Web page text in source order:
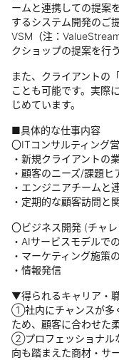
ームと連携しての提案
するシステム開発のご
VSM（注：
クショップの提案を行
また、クライアントの
ことも可能です。実際
じめています。
■具体的な仕事内容
〇ITコンサルティング
・新規クライアントの
・顧客のニーズ/課題ヒ
・エンジニアチームと
・定期的な顧客訪問と
〇ビジネス開発 (チャ
・AIサービスモデルで
・マーケティング施策
・情報発信
▼得られるキャリア・
①社内にチャンスが多
ため、顧客に合わせた
②プロフェッショナル
向も踏まえた商材・サ